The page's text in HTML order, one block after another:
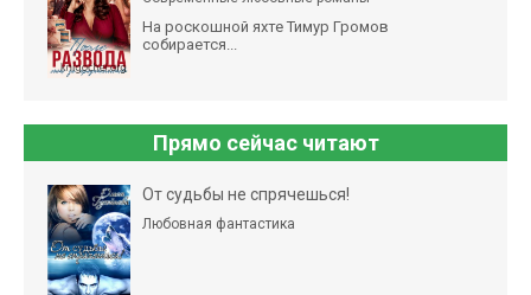
На роскошной яхте Тимур Громов
собирается...
Прямо сейчас читают
От судьбы не спрячешься!
Любовная фантастика